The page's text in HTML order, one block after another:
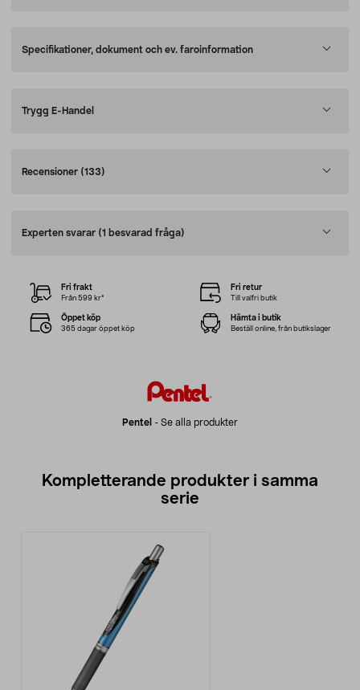
Specifikationer, dokument och ev. faroinformation
Trygg E-Handel
Recensioner (133)
Experten svarar (1 besvarad fråga)
Pentel - Se alla produkter
Fri frakt
Från 599 kr*
Fri retur
Till valfri butik
Öppet köp
365 dagar öppet köp
Hämta i butik
Beställ online, från butikslager
Kompletterande produkter i samma
serie